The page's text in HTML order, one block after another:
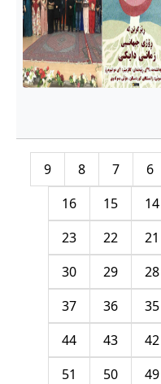
6
7
8
9
14
15
16
21
22
23
28
29
30
35
36
37
42
43
44
49
50
51